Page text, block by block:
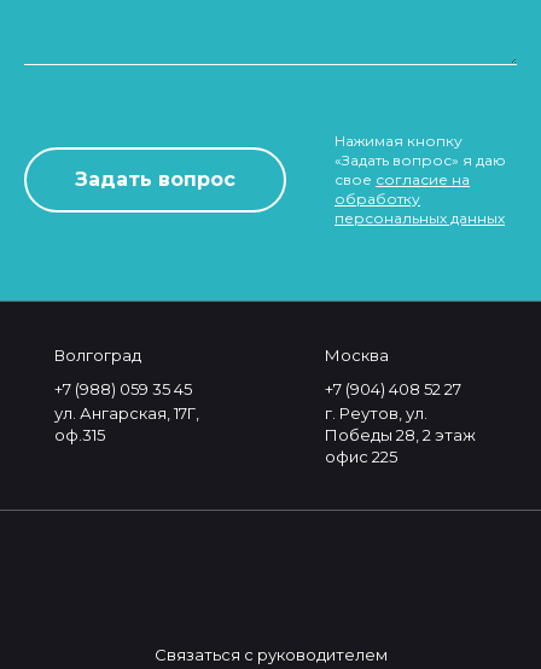
Нажимая кнопку
«Задать вопрос» я даю
свое согласие на
обработку
персональных данных
Волгоград
+7 (988) 059 35 45
ул. Ангарская, 17Г,
оф.315
Москва
+7 (904) 408 52 27
г. Реутов, ул.
Победы 28, 2 этаж
офис 225
Связаться с руководителем